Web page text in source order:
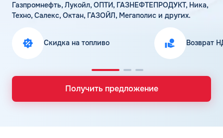
Газпромнефть, Лукойл, ОПТИ, ГАЗНЕФТЕПРОДУКТ, Ника,
Техно, Салекс, Октан, ГАЗОЙЛ, Мегаполис и других.
Скидка на топливо Возврат
Получить предложение